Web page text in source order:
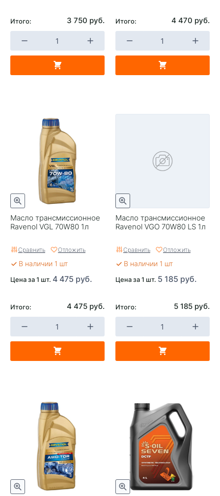
Итого: 3 750 руб. Итого: 4 470 руб.
Масло трансмиссионное
Ravenol VGL 70W80 1л
Сравнить Отложить
В наличии 1 шт
Цена за 1 шт. 4 475 руб.
Итого: 4 475 руб.
Масло трансмиссионное
Ravenol VGO 70W80 LS 1л
Сравнить Отложить
В наличии 1 шт
Цена за 1 шт. 5 185 руб.
Итого: 5 185 руб.